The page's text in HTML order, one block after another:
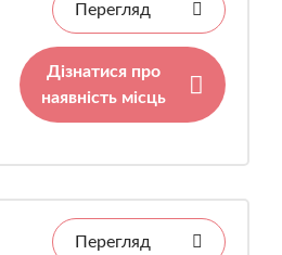
Перегляд
Дізнатися про
наявність місць
Перегляд